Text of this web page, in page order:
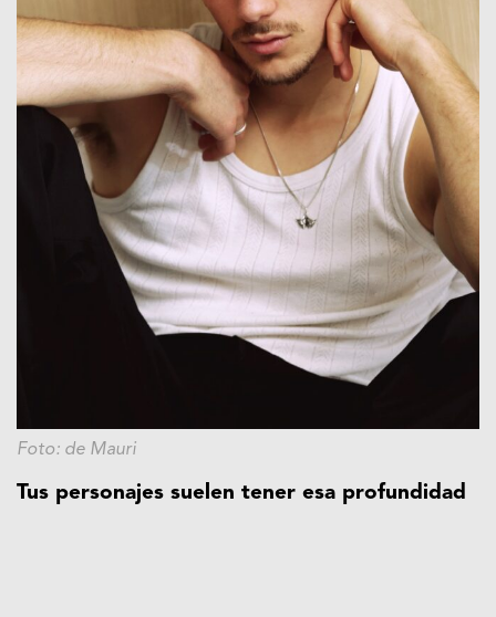
Foto: de Mauri
Tus personajes suelen tener esa profundidad